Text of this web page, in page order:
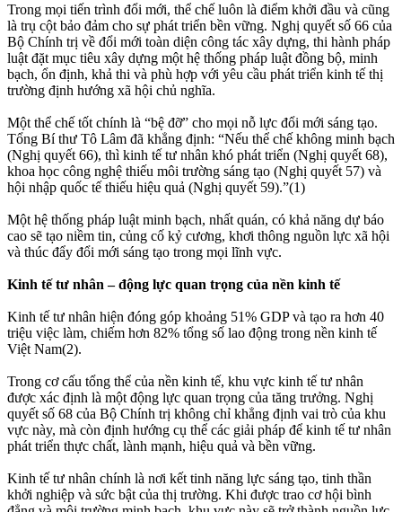
Trong mọi tiến trình đổi mới, thể chế luôn là điểm khởi đầu và cũng
là trụ cột bảo đảm cho sự phát triển bền vững. Nghị quyết số 66 của
Bộ Chính trị về đổi mới toàn diện công tác xây dựng, thi hành pháp
luật đặt mục tiêu xây dựng một hệ thống pháp luật đồng bộ, minh
bạch, ổn định, khả thi và phù hợp với yêu cầu phát triển kinh tế thị
trường định hướng xã hội chủ nghĩa.
Một thể chế tốt chính là “bệ đỡ” cho mọi nỗ lực đổi mới sáng tạo.
Tổng Bí thư Tô Lâm đã khẳng định: “Nếu thể chế không minh bạch
(Nghị quyết 66), thì kinh tế tư nhân khó phát triển (Nghị quyết 68),
khoa học công nghệ thiếu môi trường sáng tạo (Nghị quyết 57) và
hội nhập quốc tế thiếu hiệu quả (Nghị quyết 59).”(1)
Một hệ thống pháp luật minh bạch, nhất quán, có khả năng dự báo
cao sẽ tạo niềm tin, củng cố kỷ cương, khơi thông nguồn lực xã hội
và thúc đẩy đổi mới sáng tạo trong mọi lĩnh vực.
Kinh tế tư nhân – động lực quan trọng của nền kinh tế
Kinh tế tư nhân hiện đóng góp khoảng 51% GDP và tạo ra hơn 40
triệu việc làm, chiếm hơn 82% tổng số lao động trong nền kinh tế
Việt Nam(2).
Trong cơ cấu tổng thể của nền kinh tế, khu vực kinh tế tư nhân
được xác định là một động lực quan trọng của tăng trưởng. Nghị
quyết số 68 của Bộ Chính trị không chỉ khẳng định vai trò của khu
vực này, mà còn định hướng cụ thể các giải pháp để kinh tế tư nhân
phát triển thực chất, lành mạnh, hiệu quả và bền vững.
Kinh tế tư nhân chính là nơi kết tinh năng lực sáng tạo, tinh thần
khởi nghiệp và sức bật của thị trường. Khi được trao cơ hội bình